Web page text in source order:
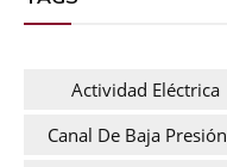
Actividad Eléctrica
Canal De Baja Presión